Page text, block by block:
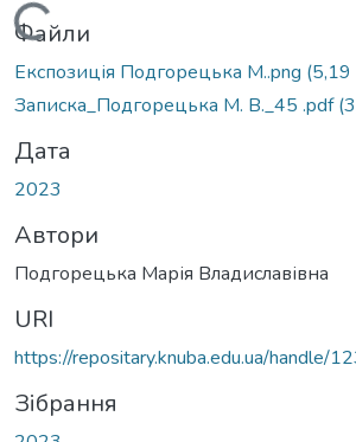
Вантажиться...
Файли
Експозиція Подгорецька М..png (5,19
Записка_Подгорецька М. В._45 .pdf
Дата
2023
Автори
Подгорецька Марія Владиславівна
URI
https://repositary.knuba.edu.ua/handle/
Зібрання